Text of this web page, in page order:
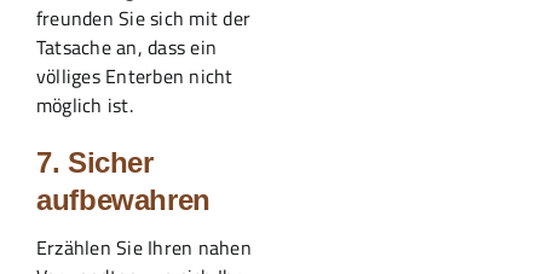
freunden Sie sich mit der
Tatsache an, dass ein
völliges Enterben nicht
möglich ist.
7. Sicher
aufbewahren
Erzählen Sie Ihren nahen